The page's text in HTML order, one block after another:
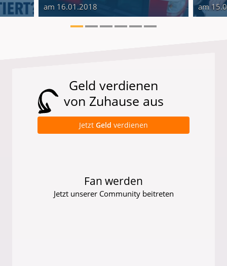
am 16.01.2018 am
Geld verdienen
von Zuhause aus
Jetzt Geld verdienen
Fan werden
Jetzt unserer Community beitreten